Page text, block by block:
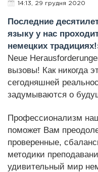
14:13, 29 грудня 2020
Последние
языку у нас
немецких
Neue
вызовы! Как никогда
сегодняшней
задумываются о
Профессионализм
поможет Вам
проверенные,
методики
удивительный мир